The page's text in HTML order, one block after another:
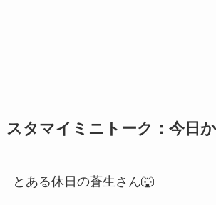
スタマイミニトーク：今日
とある休日の蒼生さん🐺